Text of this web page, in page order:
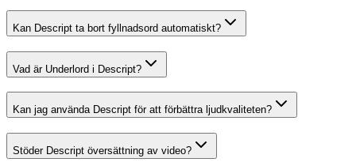
Kan Descript ta bort fyllnadsord automatiskt?
Vad är Underlord i Descript?
Kan jag använda Descript för att förbättra ljudkvaliteten?
Stöder Descript översättning av video?